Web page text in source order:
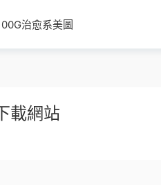
治愈系美圖
載網站